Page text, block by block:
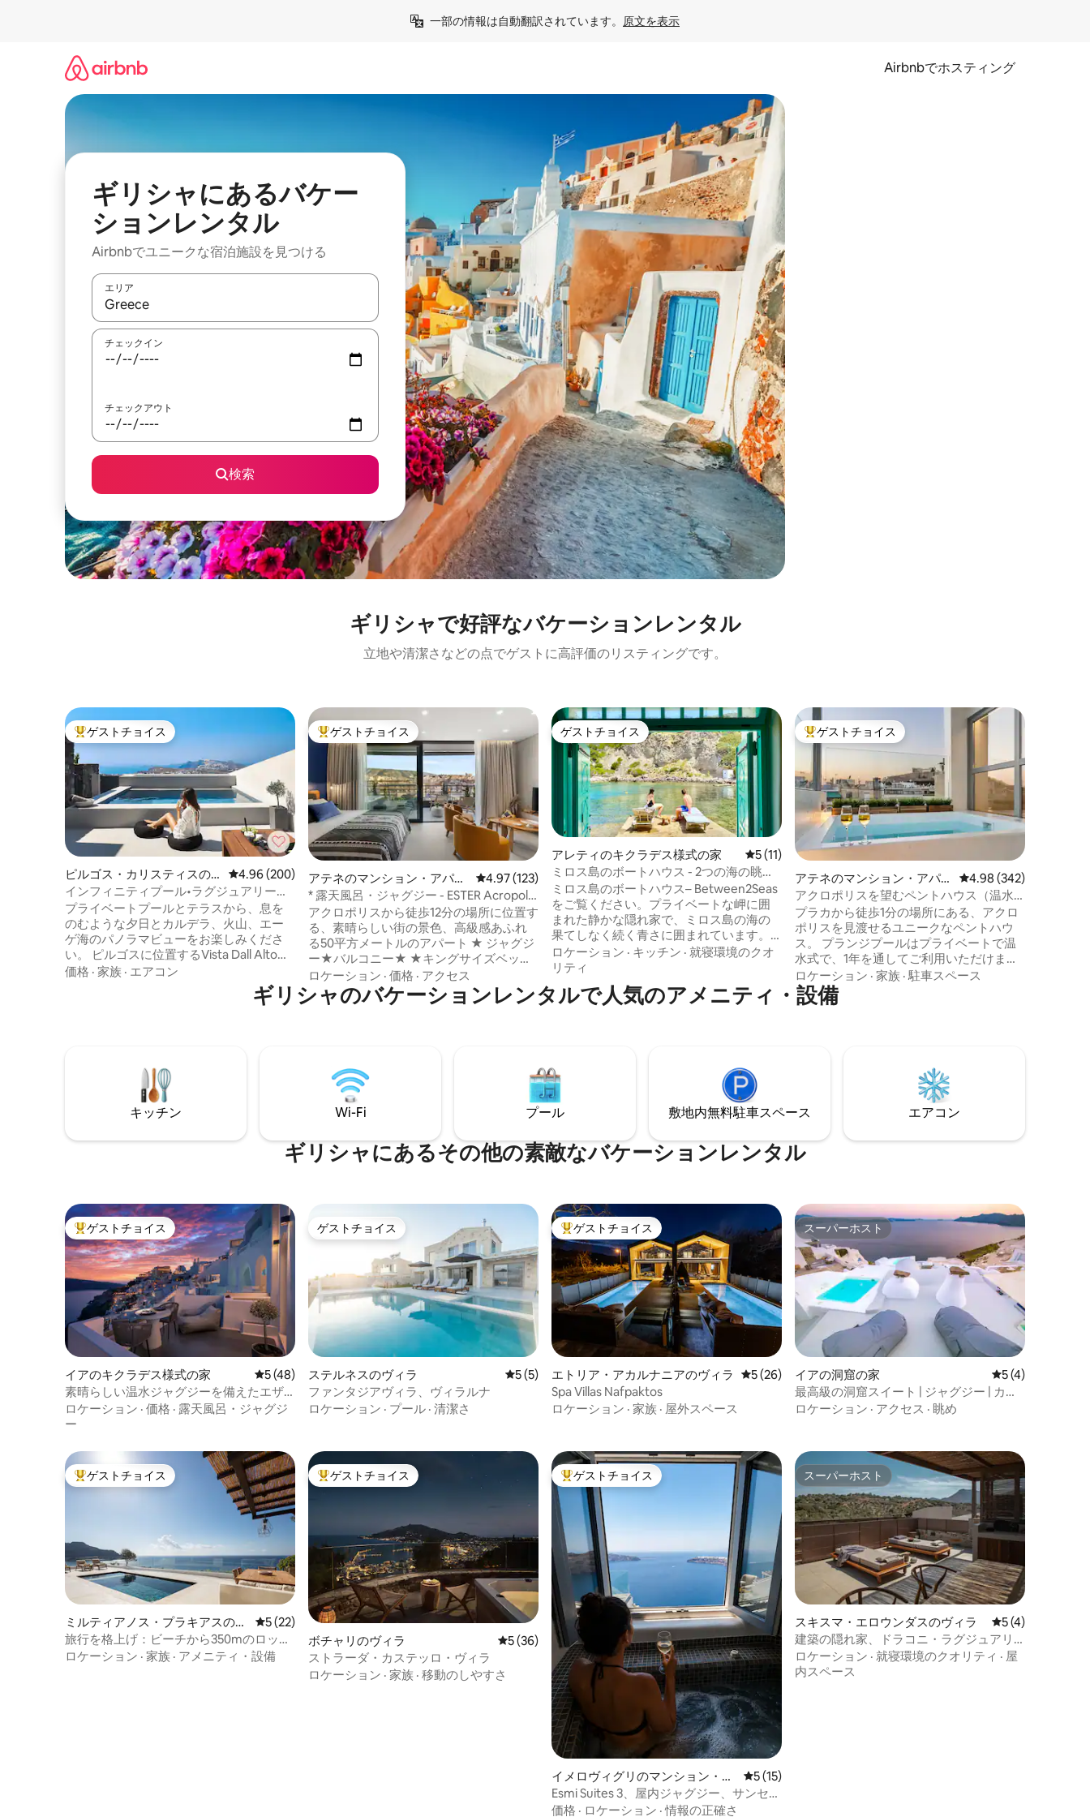
一部の情報は自動翻訳されています。 原文を表示
Airbnbでホスティング
ギリシャにあるバケー
ションレンタル
Airbnbでユニークな宿泊施設を見つける
エリア
検索結果が表示されたら、上下の矢印キーを使って移動するか、画面をタッチまたはスワイプして検索結果を確認することができます。
チェックイン
チェックアウト
検索
ギリシャで好評なバケーションレンタル
立地や清潔さなどの点でゲストに高評価のリスティングです。
大好評のゲストチョイスです。
ゲストチョイス
ピルゴス・カリスティスの
ゲストスイート
レビュー200件、5つ星中4.96つ星の平均評価
4.96 (200)
インフィニティプール•ラグジュアリーヴ
ィラ•海の眺望
プライベートプールとテラスから、息を
のむような夕日とカルデラ、火山、エー
ゲ海のパノラマビューをお楽しみくださ
い。 ピルゴスに位置するVista Dall Alto
は、プライバシー、快適さ、サントリー
ニのあらゆる場所への便利なアクセスを
色を楽しみながら、無料の朝食デリバリ
ーと毎日のハウスキーピングをお楽しみ
価格 · 家族 · エアコン
大好評のゲストチョイスです。
ゲストチョイス
アテネのマンション・アパー
ト
レビュー123件、5つ星中4.97つ星の平均評価
4.97 (123)
* 露天風呂・ジャグジー - ESTER Acropolis
Suites A *
アクロポリスから徒歩12分の場所に位置す
る、素晴らしい街の景色、高級感あふれ
る50平方メートルのアパート ★ ジャグジ
ー★バルコニー★ ★キングサイズベッ
ド 豪華なフルバスルーム ★ Wi-Fi★ ★
エアコン スマートNetflix TV ★ネスプレ
ッソコーヒーマシン 私たちのジャグジー
カフェ、ショップまで徒歩5分です。 ***パ
ーティーやイベントは一切禁止です***
ロケーション · 価格 · アクセス
ゲストチョイス
ゲストチョイス
アレティのキクラデス様式の家 レビュー11件、5つ星中5つ星の平均評価
5 (11)
ミロス島のボートハウス - 2つの海の眺望 -
素晴らしい夕日
ミロス島のボートハウス– Between2Seas
をご覧ください。プライベートな岬に囲
まれた静かな隠れ家で、ミロス島の海の
果てしなく続く青さに囲まれています。
洗練されたシンプルさと個性的なタッチ
でデザインされています。 ハイライト：
外スペースから直接眺めることができる
の生活体験。
ロケーション · キッチン · 就寝環境のクオ
リティ
大好評のゲストチョイスです。
ゲストチョイス
アテネのマンション・アパー
ト
レビュー342件、5つ星
4.98 (342)
アクロポリスを望むペントハウス（温水
プランジプール付き）
プラカから徒歩1分の場所にある、アクロ
ポリスを見渡せるユニークなペントハウ
ス。 プランジプールはプライベートで温
水式で、1年を通してご利用いただけま
す。 午前11時10分から手荷物の預かりが
可能です（または空き状況によりそれ以
前に対応可能）。 両方の寝室にスマート
ベッド1台、フルバスルーム2室 ***ﾊﾟｰﾃｨｰ
やｲﾍﾞﾝﾄなどは一切禁止です***
ロケーション · 家族 ·駐車スペース
ギリシャのバケーションレンタルで人気のアメニティ・設備
キッチン Wi-Fi プール 敷地内無料駐⁠車ス⁠ペ⁠ー⁠ス エアコン
ギリシャにあるその他の素敵なバケーションレンタル
大好評のゲストチョイスです。
ゲストチョイス
イアのキクラデス様式の家 レビュー48件、5つ星中5つ星の平均評価
5 (48)
素晴らしい温水ジャグジーを備えたエザ
ー・ラグジュアリースイート
ロケーション · 価格 · 露天風呂・ジャグジ
ー
ゲストチョイス
ゲストチョイス
ステルネスのヴィラ レビュー5件、5つ星中5つ星の平均評価
5 (5)
ファンタジアヴィラ、ヴィラルナ
ロケーション · プール · 清潔さ
大好評のゲストチョイスです。
ゲストチョイス
エトリア・アカルナニアのヴィラ レビュー26件、5つ星中5つ星の平均評価
5 (26)
Spa Villas Nafpaktos
ロケーション · 家族 · 屋外スペース
スーパーホスト
スーパーホスト
イアの洞窟の家 レビュー4件、5
5 (4)
最高級の洞窟スイート | ジャグジー | カル
デラと海の景色
ロケーション · アクセス · 眺め
大好評のゲストチョイスです。
ゲストチョイス
ミルティアノス・プラキアスのヴ
ィラ
レビュー22件、5つ星中5つ星の平均評価
5 (22)
旅行を格上げ：ビーチから350mのロッケ
アヴィラ
ロケーション · 家族 · アメニティ・設備
大好評のゲストチョイスです。
ゲストチョイス
ボチャリのヴィラ レビュー36件、5つ星中5つ星の平均評価
5 (36)
ストラーダ・カステッロ・ヴィラ
ロケーション · 家族 · 移動のしやすさ
大好評のゲストチョイスです。
ゲストチョイス
イメロヴィグリのマンション・ア
パート
レビュー15件、5つ星中5つ星の平均評価
5 (15)
Esmi Suites 3、屋内ジャグジー、サンセッ
トビュー
価格 · ロケーション ·情報の正確さ
スーパーホスト
スーパーホスト
スキスマ・エロウンダスのヴィラ レビュー4件、5
5 (4)
建築の隠れ家、ドラコニ・ラグジュアリ
ースイート
ロケーション · 就寝環境のクオリティ · 屋
内スペース